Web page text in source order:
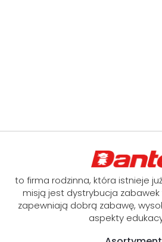
to firma rodzinna, która istnieje
misją jest dystrybucja
zapewniają dobrą zabawę,
aspekty